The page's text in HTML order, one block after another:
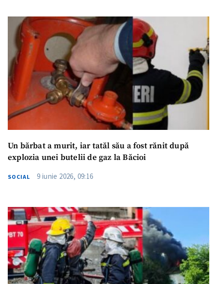
Un bărbat a murit, iar tatăl său a fost rănit după
explozia unei butelii de gaz la Băcioi
SOCIAL 9 iunie 2026, 09:16